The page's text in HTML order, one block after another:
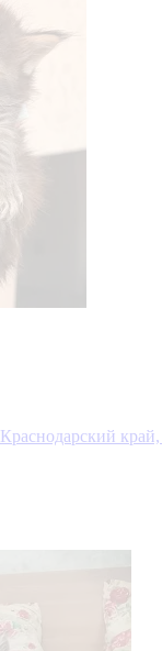
Краснодарский